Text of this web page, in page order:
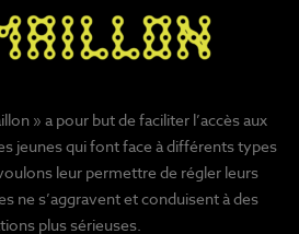
» a pour but de faciliter l’accès aux
jeunes qui font face à différents types
leur permettre de régler leurs
ne s’aggravent et conduisent à des
plus sérieuses.